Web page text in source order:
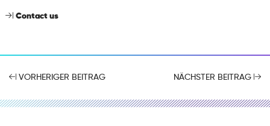
Contact us
VORHERIGER BEITRAG NÄCHSTER BEITRAG